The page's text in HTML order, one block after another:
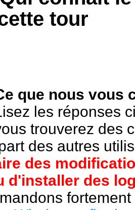
tour
que nous vous
les réponses
trouverez des
des autres
des
d'installer des